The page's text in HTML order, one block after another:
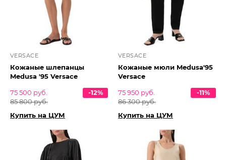
VERSACE
Кожаные шлепанцы
Medusa '95 Versace
75 500 руб.
85 800 руб.
-12%
Купить на ЦУМ
VERSACE
Кожаные мюли Medusa'95
Versace
75 950 руб.
86 300 руб.
-11%
Купить на ЦУМ